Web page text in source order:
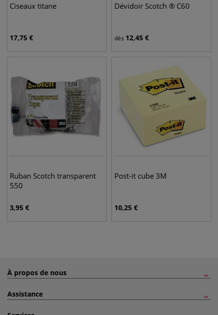
Ciseaux titane
17,75 €
Dévidoir Scotch ® C60
dès 12,45 €
Ruban Scotch transparent
550
3,95 €
Post-it cube 3M
10,25 €
À propos de nous
Assistance